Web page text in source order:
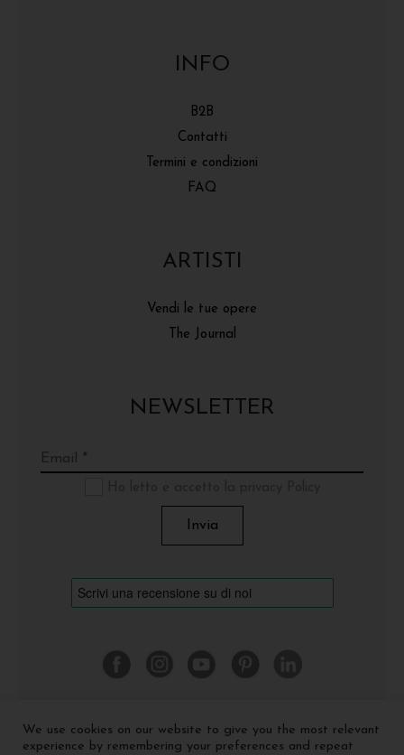
INFO
B2B
Contatti
Termini e condizioni
FAQ
ARTISTI
Vendi le tue opere
The Journal
NEWSLETTER
© 2026 Cinquerosso Arte S.r.l. a socio unico - p.Iva
We use cookies on our website to give you the most relevant
experience by remembering your preferences and repeat